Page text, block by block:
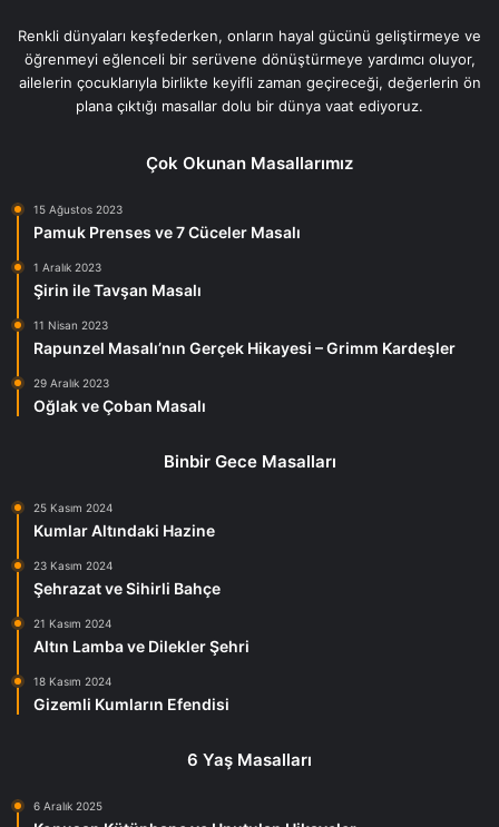
Renkli dünyaları keşfederken, onların hayal gücünü geliştirmeye ve
öğrenmeyi eğlenceli bir serüvene dönüştürmeye yardımcı oluyor,
ailelerin çocuklarıyla birlikte keyifli zaman geçireceği, değerlerin ön
plana çıktığı masallar dolu bir dünya vaat ediyoruz.
Çok Okunan Masallarımız
15 Ağustos 2023
Pamuk Prenses ve 7 Cüceler Masalı
1 Aralık 2023
Şirin ile Tavşan Masalı
11 Nisan 2023
Rapunzel Masalı’nın Gerçek Hikayesi – Grimm Kardeşler
29 Aralık 2023
Oğlak ve Çoban Masalı
Binbir Gece Masalları
25 Kasım 2024
Kumlar Altındaki Hazine
23 Kasım 2024
Şehrazat ve Sihirli Bahçe
21 Kasım 2024
Altın Lamba ve Dilekler Şehri
18 Kasım 2024
Gizemli Kumların Efendisi
6 Yaş Masalları
6 Aralık 2025